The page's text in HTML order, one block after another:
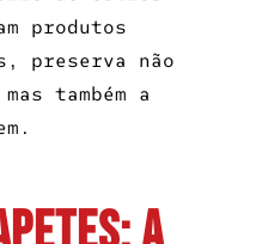
produtos
preserva não
também a